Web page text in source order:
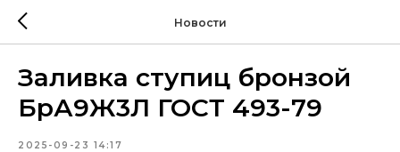
Новости
Заливка ступиц бронзой
БрА9Ж3Л ГОСТ 493-79
2025-09-23 14:17